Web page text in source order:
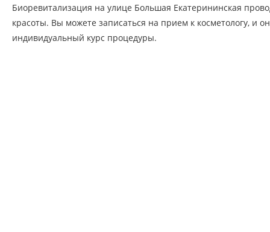
Биоревитализация на улице Большая Екатерининская
красоты. Вы можете записаться на прием к косметологу, и
индивидуальный курс процедуры.